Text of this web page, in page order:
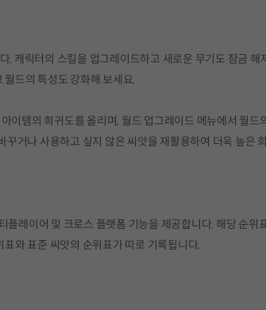
릭터의 스킬을 업그레이드하고 새로운 무기도 잠금 해
드의 특성도 강화해 보세요.
이템의 희귀도를 올리며, 월드 업그레이드 메뉴에서 월드
거나 사용하고 싶지 않은 씨앗을 재활용하여 더욱 높은
이어 및 크로스 플랫폼 기능을 제공합니다. 해당 순위
와 표준 씨앗의 순위표가 따로 기록됩니다.